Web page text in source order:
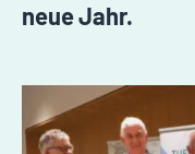
neue Jahr.